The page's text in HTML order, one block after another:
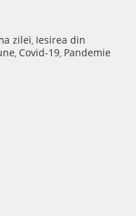
zilei, Iesirea din
, Covid-19, Pandemie